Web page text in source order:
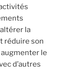
la
réduire son
le
d’autres